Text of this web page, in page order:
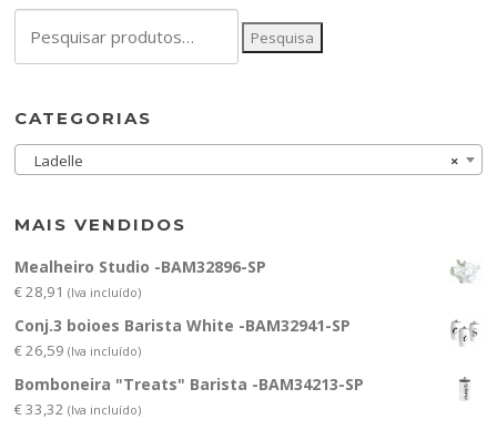
por:
Pesquisa
CATEGORIAS
×
Ladelle
MAIS VENDIDOS
Mealheiro Studio -BAM32896-SP
€28,91 (Iva incluído)
Conj.3 boioes Barista White -BAM32941-SP
€26,59 (Iva incluído)
Bomboneira "Treats" Barista -BAM34213-SP
€33,32 (Iva incluído)